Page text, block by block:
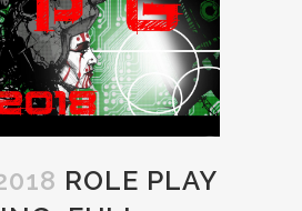
ROLE PLAY